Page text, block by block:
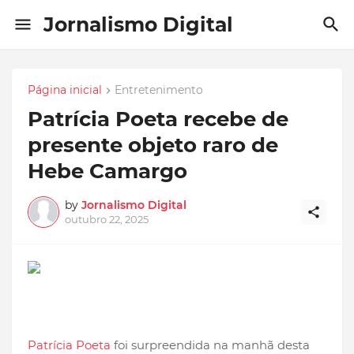
Jornalismo Digital
Página inicial Entretenimento
Patrícia Poeta recebe de
presente objeto raro de
Hebe Camargo
by Jornalismo Digital
outubro 22, 2025
Patrícia Poeta foi surpreendida na manhã desta